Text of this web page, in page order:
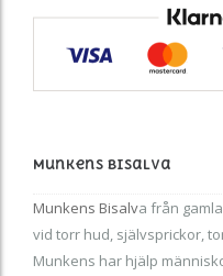
Munkens Bisalva
Munkens Bisalva från
vid torr hud, självsprickor,
Munkens har hjälp